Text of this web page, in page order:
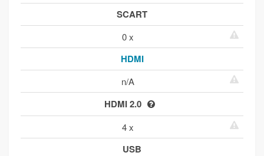
SCART
0 x
HDMI
n/A
HDMI 2.0
4 x
USB